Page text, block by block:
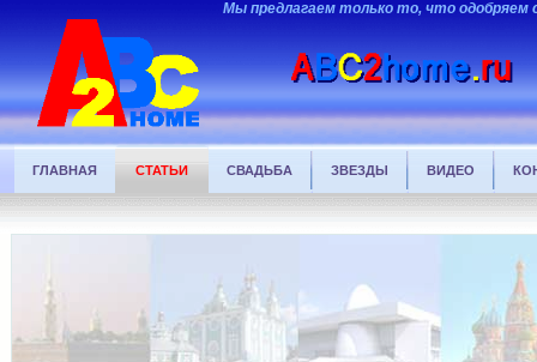
Мы предлагаем только то, что одобряем
ГЛАВНАЯ СТАТЬИ СВАДЬБА ЗВЕЗДЫ ВИДЕО